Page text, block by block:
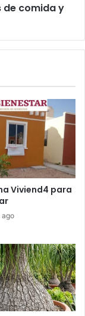
comida y
Viviend4 para
ago